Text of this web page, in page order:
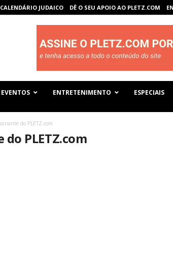
CALENDÁRIO JUDAICO DÊ O SEU APOIO AO PLETZ.COM
EVENTOS ENTRETENIMENTO ESPECIAIS
do PLETZ.com
PLETZ.com